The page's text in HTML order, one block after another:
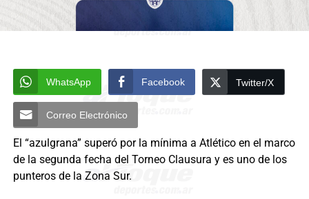
WhatsApp Facebook Twitter/X
Correo Electrónico
El “azulgrana” superó por la mínima a Atlético en el marco
de la segunda fecha del Torneo Clausura y es uno de los
punteros de la Zona Sur.